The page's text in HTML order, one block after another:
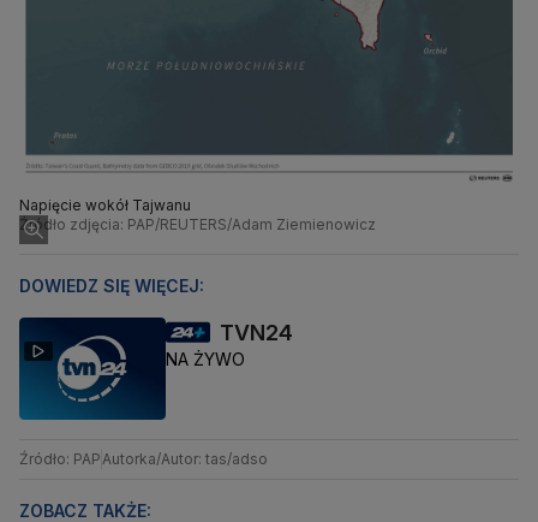
Napięcie wokół Tajwanu
Źródło zdjęcia: PAP/REUTERS/Adam Ziemienowicz
DOWIEDZ SIĘ WIĘCEJ:
TVN24
NA ŻYWO
Źródło: PAP Autorka/Autor: tas/adso
ZOBACZ TAKŻE: